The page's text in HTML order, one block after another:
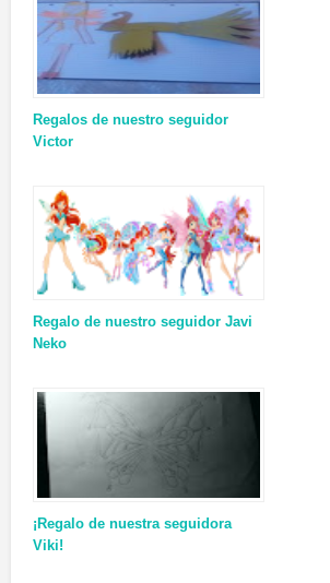
Regalos de nuestro seguidor
Victor
Regalo de nuestro seguidor Javi
Neko
¡Regalo de nuestra seguidora
Viki!